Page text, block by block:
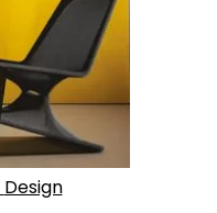
Design